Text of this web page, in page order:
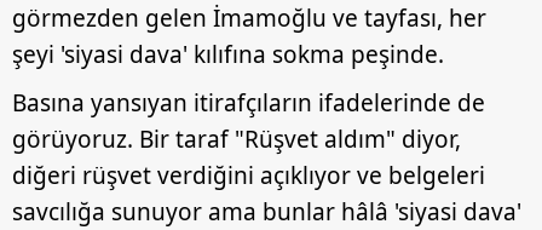
görmezden gelen İmamoğlu ve tayfası, her
şeyi 'siyasi dava' kılıfına sokma peşinde.
Basına yansıyan itirafçıların ifadelerinde de
görüyoruz. Bir taraf "Rüşvet aldım" diyor,
diğeri rüşvet verdiğini açıklıyor ve belgeleri
savcılığa sunuyor ama bunlar hâlâ 'siyasi dava'